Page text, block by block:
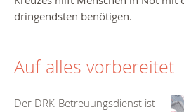
dringendsten benötigen.
Auf alles vorbereitet
Der DRK-Betreuungsdienst ist